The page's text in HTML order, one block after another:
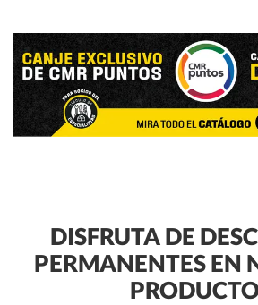
DISFRUTA DE
PERMANENTES EN